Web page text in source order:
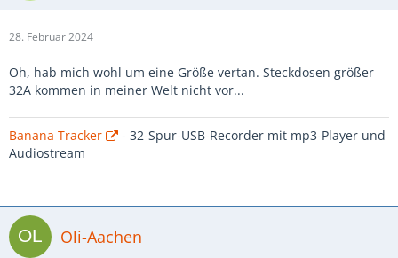
28. Februar 2024
Oh, hab mich wohl um eine Größe vertan. Steckdosen größer
32A kommen in meiner Welt nicht vor...
Banana Tracker
- 32-Spur-USB-Recorder mit mp3-Player und
Audiostream
Oli-Aachen